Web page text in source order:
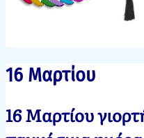
16 Μαρτίου
Νεκτάριος
16
16 Μαρτίου